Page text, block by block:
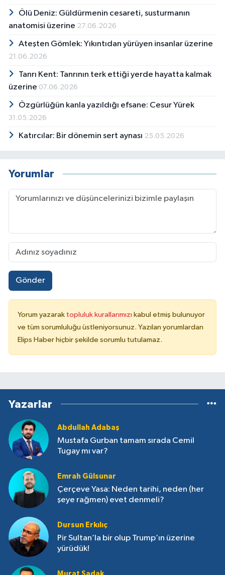
Ölü Deniz: Güldürmenin cesareti, susturmanın
anatomisi üzerine 27.06.2026
Ateşten Gömlek: Yıkıntıdan yürüyen insanlar üzerine
21.06.2026
Tanrı Kent: Tanrının terk ettiği yerde hayatta kalmak
üzerine 07.06.2026
Özgürlüğün kanla yazıldığı efsane: Cesur Yürek
31.05.2026
Katırcılar: Bir dönemin sert aynası 25.05.2026
Yorumlar
Gönder
Yorum yazarak topluluk kurallarımızı kabul etmiş bulunuyor
ve tüm sorumluluğu üstleniyorsunuz. Yazılan yorumlardan
Elips Haber hiçbir şekilde sorumlu tutulamaz.
Yazarlar
Abdullah Adabaş
Mustafa Gurban tamam sırada Cemil
Tugay mı var?
Emrah Gülsunar
Çerçeve Yasa: Neden tarihi, neden (her
şeye rağmen) evet denmeli?
Dursun Erkılıç
Pir Sultan’la bir olup Trump’ın üzerine
yürüdük!